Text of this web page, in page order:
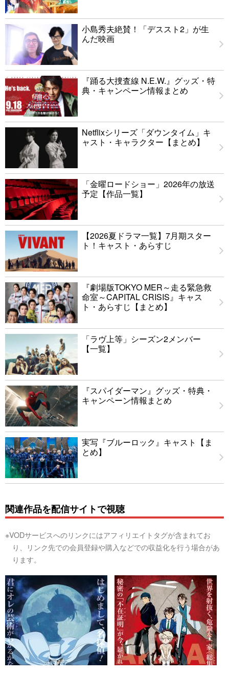
小島秀夫絶賛！「デススト2」が生
んだ映画
『踊る大捜査線 N.E.W.』グッズ・特
典・キャンペーン情報まとめ
Netflixシリーズ「ダウンタイム」キ
ャスト・キャラクター【まとめ】
「金曜ロードショー」2026年の放送
予定【作品一覧】
【2026夏ドラマ一覧】7月期スター
ト！キャスト・あらすじ
『劇場版TOKYO MER～走る緊急救
命室～CAPITAL CRISIS』キャス
ト・あらすじ【まとめ】
「ラヴ上等」シーズン2メンバー
【一覧】
『スパイダーマン』グッズ・特典・
キャンペーン情報まとめ
実写『ブルーロック』キャスト【ま
とめ】
関連作品を配信サイトで視聴
※VODサービスへのリンクにはアフィリエイトタグが含まれてお
り、リンク先での会員登録や購入などでの収益化を行う場合があ
ります。